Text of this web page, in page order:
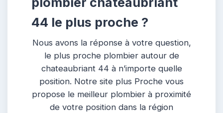
44 le plus proche ?
Nous avons la réponse à votre question,
le plus proche plombier autour de
chateaubriant 44 à n’importe quelle
position. Notre site plus Proche vous
propose le meilleur plombier à proximité
de votre position dans la région